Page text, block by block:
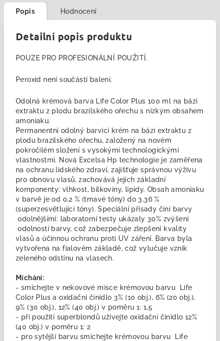
Popis Hodnocení
Detailní popis produktu
POUZE PRO PROFESIONÁLNÍ POUŽITÍ.
Peroxid není součástí balení.
Odolná krémová barva Life Color Plus 100 ml na bázi
extraktu z plodu brazilského ořechu s nízkým obsahem
amoniaku.
Permanentní odolný barvicí krém na bázi extraktu z
plodu brazilského ořechu, založený na novém
pokročilém složení s vysokými technologickými
vlastnostmi. Nová Excelsa Hp technologie je zaměřena
na ochranu lidského zdraví, zajišťuje správnou výživu
pro obnovu vlasů, zachovává jejich základní
komponenty: vlhkost, bílkoviny, lipidy. Obsah amoniaku
v barvě je od 0,2 % (tmavé tóny) do 3,36 %
(superzesvětlující tóny). Speciální přísady činí barvy
odolnějšími: laboratorní testy ukázaly 30% zvýšení
odolnosti barvy, což zabezpečuje zlepšení kvality
vlasů a účinnou ochranu proti UV záření. Barva byla
vytvořena na fialovém základě, což vylučuje vznik
zeleného odstínu na vlasech.
Míchání:
- smíchejte v nekovové misce krémovou barvu Life
Color Plus a oxidační činidlo 3% (10 obj.), 6% (20 obj.),
9% (30 obj.), 12% (40 obj.) v poměru 1: 1,5
- při použití superblondů užívejte oxidační činidlo 12%
(40 obj.) v poměru 1: 2
- pro sytější barvu smíchejte krémovou barvu Life